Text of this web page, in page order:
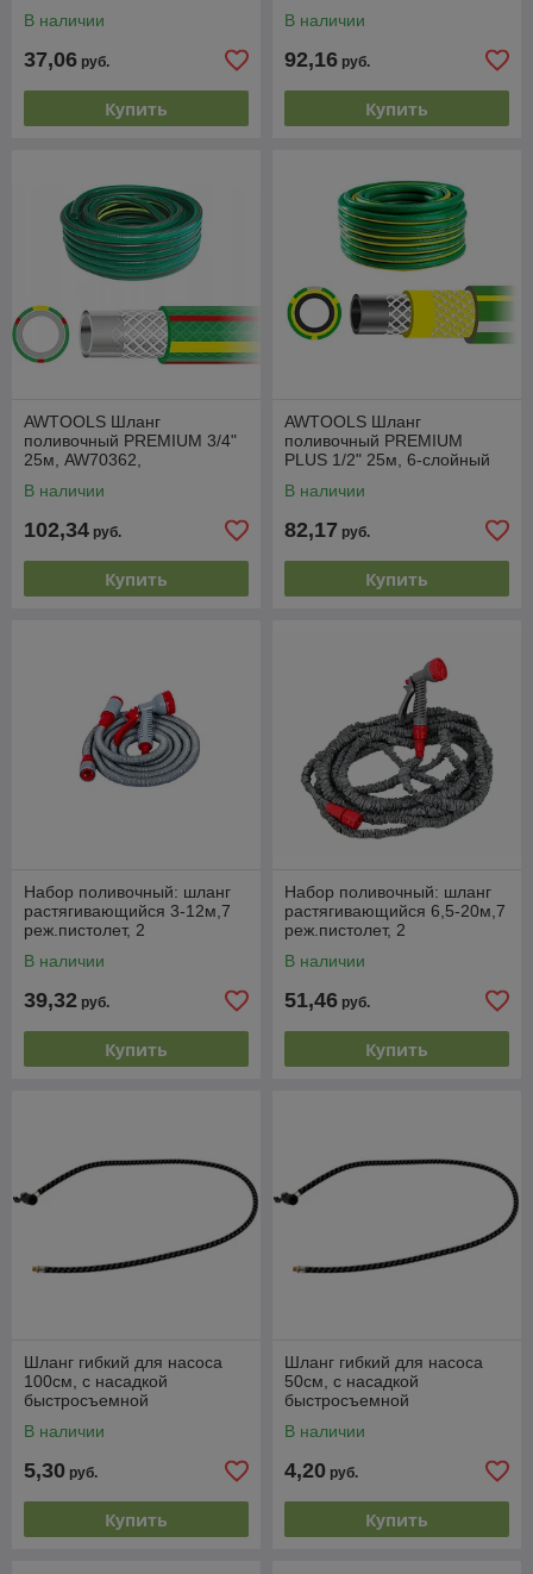
лучам
В наличии
37,06 руб.
Купить
лучам
В наличии
92,16 руб.
Купить
AWTOOLS Шланг
поливочный PREMIUM 3/4"
25м, AW70362,
В наличии
102,34 руб.
Купить
AWTOOLS Шланг
поливочный PREMIUM
PLUS 1/2" 25м, 6-слойный
УФ-лучам
В наличии
82,17 руб.
Купить
Набор поливочный: шланг
растягивающийся 3-12м,7
реж.пистолет, 2
адаптер 1/2"-3/4"
В наличии
39,32 руб.
Купить
Набор поливочный: шланг
растягивающийся 6,5-20м,7
реж.пистолет, 2
адаптер 1/2"-3/4"
В наличии
51,46 руб.
Купить
Шланг гибкий для насоса
100см, с насадкой
быстросъемной
В наличии
5,30 руб.
Купить
Шланг гибкий для насоса
50см, с насадкой
быстросъемной
В наличии
4,20 руб.
Купить